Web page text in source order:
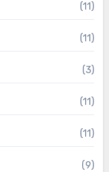
(11)
(11)
(3)
(11)
(11)
(9)